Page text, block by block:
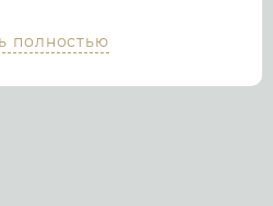
посетить любой
выходя из дома, просто
свечей за здравие и
храмах Иерусалима и
полностью